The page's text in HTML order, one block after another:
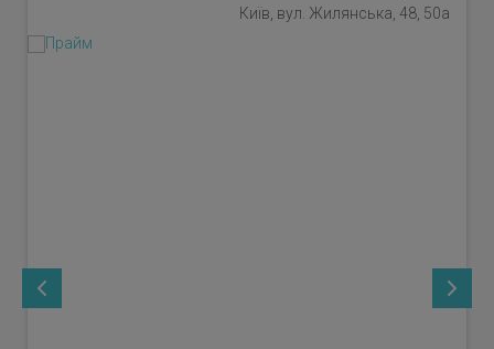
Київ, вул. Жилянська, 48, 50а